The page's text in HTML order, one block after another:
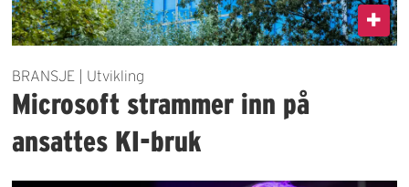
BRANSJE | Utvikling
Microsoft strammer inn på
ansattes KI-bruk